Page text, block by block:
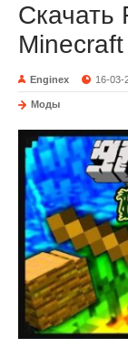
Скачать
Enginex 16-03-
Моды